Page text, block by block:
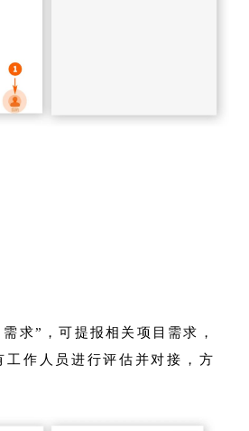
求”，可提报相关项目需求，
工作人员进行评估并对接，方